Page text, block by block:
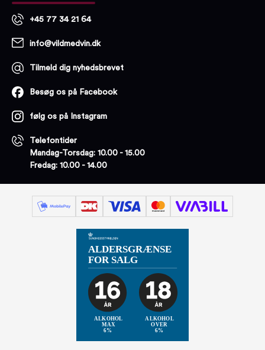
+45 77 34 21 64
info@vildmedvin.dk
Tilmeld dig nyhedsbrevet
Besøg os på Facebook
følg os på Instagram
Telefontider
Mandag-Torsdag: 10.00 - 15.00
Fredag: 10.00 - 14.00